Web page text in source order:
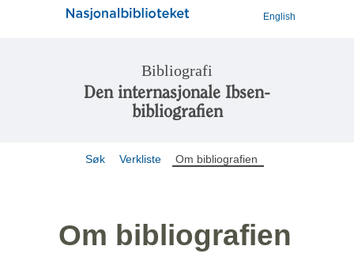
English
Bibliografi
Den internasjonale Ibsen-
bibliografien
Søk Verkliste Om bibliografien
Om bibliografien